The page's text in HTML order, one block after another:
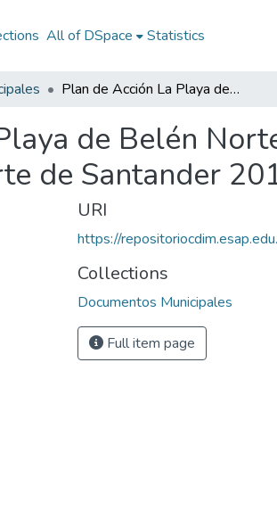
All of DSpace Statistics
Plan de Acción La Playa de Belén Norte de Santander 2013: PA La Playa de Belén Norte de Santander 2013
de Belén
de Santander
URI
https://
Collections
Documentos Municipales
Full item page